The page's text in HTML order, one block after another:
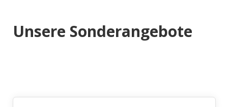
Unsere Sonderangebote